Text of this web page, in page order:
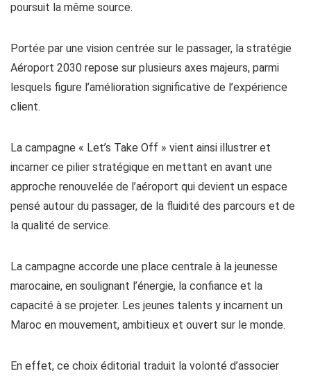
poursuit la même source.
Portée par une vision centrée sur le passager, la stratégie
Aéroport 2030 repose sur plusieurs axes majeurs, parmi
lesquels figure l’amélioration significative de l’expérience
client.
La campagne « Let’s Take Off » vient ainsi illustrer et
incarner ce pilier stratégique en mettant en avant une
approche renouvelée de l’aéroport qui devient un espace
pensé autour du passager, de la fluidité des parcours et de
la qualité de service.
La campagne accorde une place centrale à la jeunesse
marocaine, en soulignant l’énergie, la confiance et la
capacité à se projeter. Les jeunes talents y incarnent un
Maroc en mouvement, ambitieux et ouvert sur le monde.
En effet, ce choix éditorial traduit la volonté d’associer